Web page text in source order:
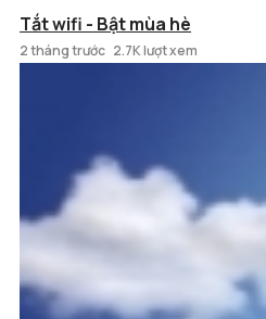
Tắt wifi - Bật mùa hè
2 tháng trước 2.7K lượt xem